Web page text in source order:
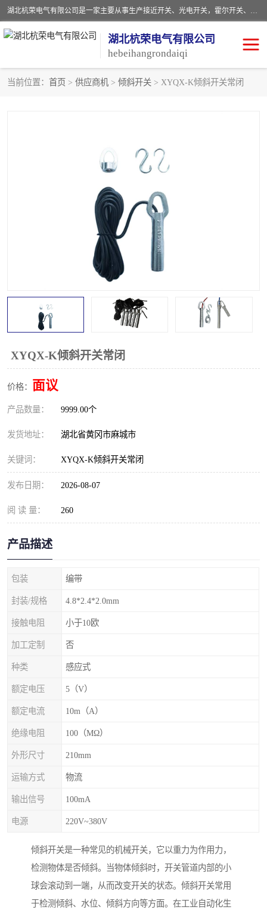
湖北杭荣电气有限公司是一家主要从事生产接近开关、光电开关，霍尔开关、两级跑偏开关、双向拉绳开关、速度监测器、皮带打滑开关、阻旋式料位开关、皮带纵向撕裂开关、溜槽堵塞开关、声光报警器、矿用磁性井筒开关等，主营行业：电气设备、仪器仪表制造, 高低压电器，成套电气设备，矿用防爆机电设备，皮带机综合保护系统，防爆电器，传感器，工矿配件，电器配件，自动化工业机器人的研发，制造，加工销售。
湖北杭荣电气有限公司
hebeihangrondaiqi
当前位置： 首页 > 供应商机 > 倾斜开关 > XYQX-K倾斜开关常闭
XYQX-K倾斜开关常闭
价格： 面议
产品数量： 9999.00个
发货地址： 湖北省黄冈市麻城市
关键词： XYQX-K倾斜开关常闭
发布日期： 2026-08-07
阅 读 量： 260
产品描述
包装 编带
封装/规格 4.8*2.4*2.0mm
接触电阻 小于10欧
加工定制 否
种类 感应式
额定电压 5（V）
额定电流 10m（A）
绝缘电阻 100（MΩ）
外形尺寸 210mm
运输方式 物流
输出信号 100mA
电源 220V~380V
倾斜开关是一种常见的机械开关，它以重力为作用力，
检测物体是否倾斜。当物体倾斜时，开关管道内部的小
球会滚动到一端，从而改变开关的状态。倾斜开关常用
于检测倾斜、水位、倾斜方向等方面。在工业自动化生
声光报警器
滑线指示灯
光电开关
拉绳开关
撕裂开关 倾斜开关
限位开关 速度检测器
速度传感器